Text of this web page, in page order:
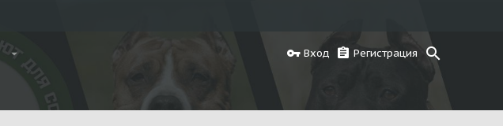
Вход Регистрация